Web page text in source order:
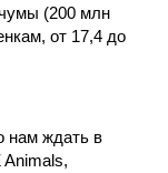
(200 млн
от 17,4 до
нам ждать в